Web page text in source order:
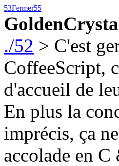
53Fermer55
./52 > C'est
CoffeeScript,
d'accueil de
En plus la
imprécis, ça
accolade en